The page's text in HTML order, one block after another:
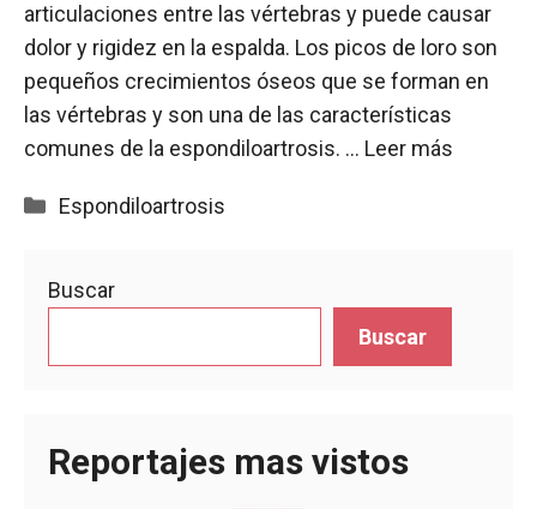
articulaciones entre las vértebras y puede causar
dolor y rigidez en la espalda. Los picos de loro son
pequeños crecimientos óseos que se forman en
las vértebras y son una de las características
comunes de la espondiloartrosis. … Leer más
Categorías
Espondiloartrosis
Buscar
Buscar
Reportajes mas vistos